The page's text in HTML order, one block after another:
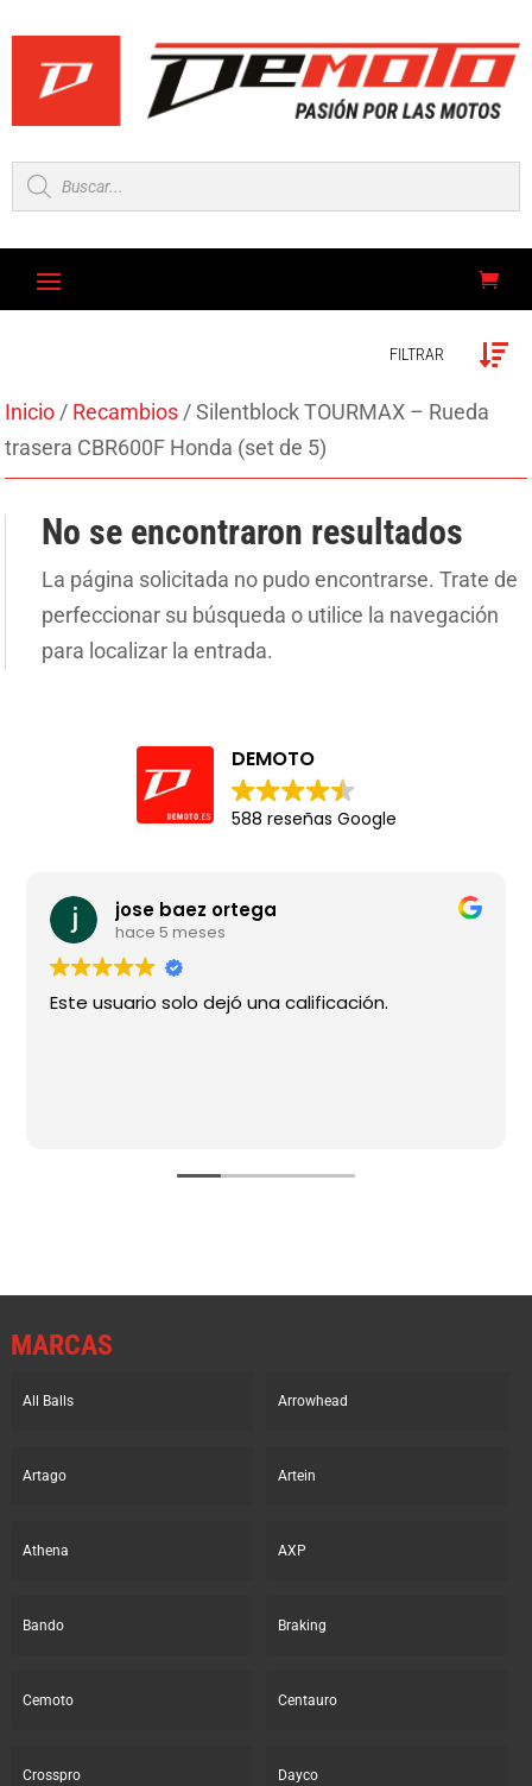
Búsqueda
de
productos
FILTRAR
Inicio / Recambios / Silentblock TOURMAX – Rueda
trasera CBR600F Honda (set de 5)
No se encontraron resultados
La página solicitada no pudo encontrarse. Trate de
perfeccionar su búsqueda o utilice la navegación
para localizar la entrada.
DEMOTO
588 reseñas Google
jose baez ortega
hace 5 meses
Este usuario solo dejó una calificación.
MARCAS
All Balls Arrowhead
Artago Artein
Athena AXP
Bando Braking
Cemoto Centauro
Crosspro Dayco